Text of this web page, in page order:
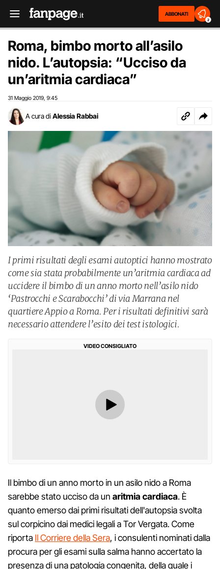
ABBONATI
2
Roma, bimbo morto all’asilo
nido. L’autopsia: “Ucciso da
un’aritmia cardiaca”
31 Maggio 2019 9:45
A cura di Alessia Rabbai
I primi risultati degli esami autoptici hanno mostrato
come sia stata probabilmente un’aritmia cardiaca ad
uccidere il bimbo di un anno morto nell’asilo nido
‘Pastrocchi e Scarabocchi’ di via Marrana nel
quartiere Appio a Roma. Per i risultati definitivi sarà
necessario attendere l’esito dei test istologici.
VIDEO CONSIGLIATO
Il bimbo di un anno morto in un asilo nido a Roma
sarebbe stato ucciso da un aritmia cardiaca. È
quanto emerso dai primi risultati dell'autopsia svolta
sul corpicino dai medici legali a Tor Vergata. Come
riporta Il Corriere della Sera, i consulenti nominati dalla
procura per gli esami sulla salma hanno accertato la
presenza di una patologia congenita, della quale i